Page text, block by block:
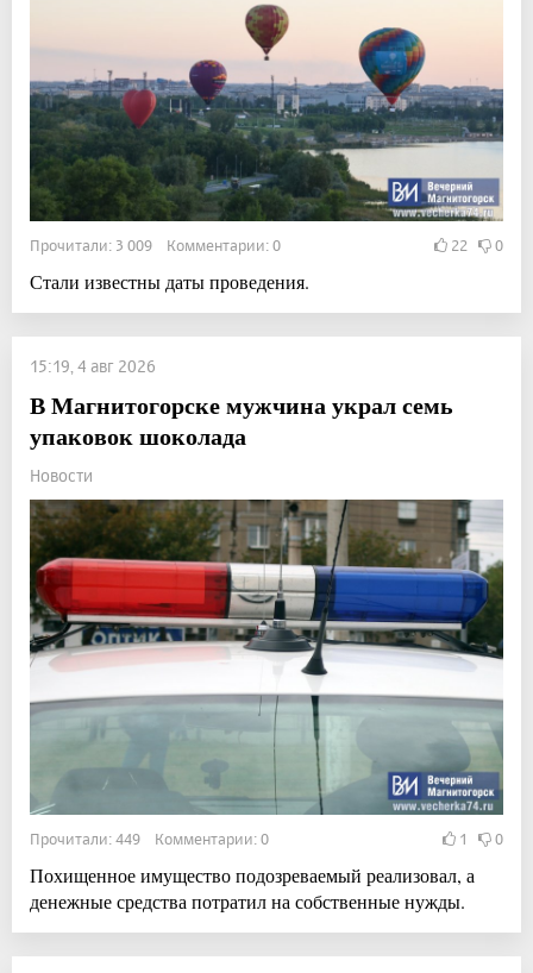
Прочитали: 3 009 Комментарии: 0 22 0
Стали известны даты проведения.
15:19, 4 авг 2026
В Магнитогорске мужчина украл семь
упаковок шоколада
Новости
Прочитали: 449 Комментарии: 0 1 0
Похищенное имущество подозреваемый реализовал, а
денежные средства потратил на собственные нужды.